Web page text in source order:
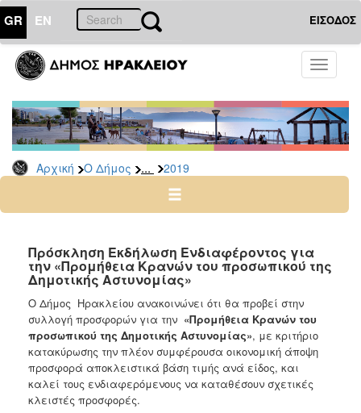
GR EN ΕΙΣΟΔΟΣ
Toggle
Αρχική Ο Δήμος ... 2019
ΔΗΜΟΣ
Διακηρύξεις
-
Δημοπρασίες
Αρχείο
2025
2023
2022
2021
2020
2019
2018
2017
Πρόσκληση Εκδήλωση Ενδιαφέροντος για
την «Προμήθεια Κρανών του προσωπικού της
Δημοτικής Αστυνομίας»
Ο Δήμος Ηρακλείου ανακοινώνει ότι θα προβεί στην
συλλογή προσφορών για την «Προμήθεια Κρανών του
προσωπικού της Δημοτικής Αστυνομίας», με κριτήριο
κατακύρωσης την πλέον συμφέρουσα οικονομική άποψη
προσφορά αποκλειστικά βάση τιμής ανά είδος, και
καλεί τους ενδιαφερόμενους να καταθέσουν σχετικές
κλειστές προσφορές.